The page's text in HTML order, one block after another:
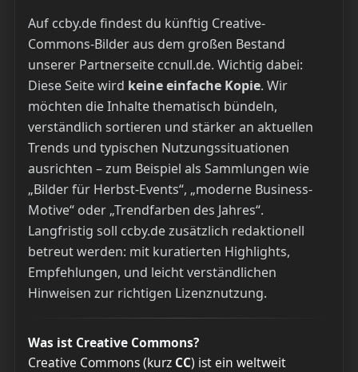
Auf ccby.de findest du künftig Creative-
Commons-Bilder aus dem großen Bestand
unserer Partnerseite ccnull.de. Wichtig dabei:
Diese Seite wird keine einfache Kopie. Wir
möchten die Inhalte thematisch bündeln,
verständlich sortieren und stärker an aktuellen
Trends und typischen Nutzungssituationen
ausrichten – zum Beispiel als Sammlungen wie
„Bilder für Herbst-Events“, „moderne Business-
Motive“ oder „Trendfarben des Jahres“.
Langfristig soll ccby.de zusätzlich redaktionell
betreut werden: mit kuratierten Highlights,
Empfehlungen, und leicht verständlichen
Hinweisen zur richtigen Lizenznutzung.
Was ist Creative Commons?
Creative Commons (kurz CC) ist ein weltweit